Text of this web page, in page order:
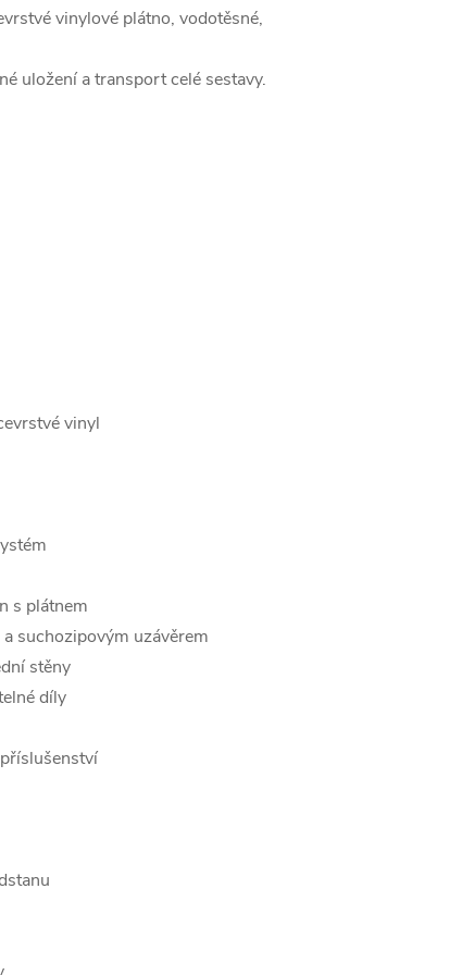
vinylové plátno, vodotěsné,
uložení a transport celé sestavy.
vinyl
s plátnem
suchozipovým uzávěrem
stěny
díly